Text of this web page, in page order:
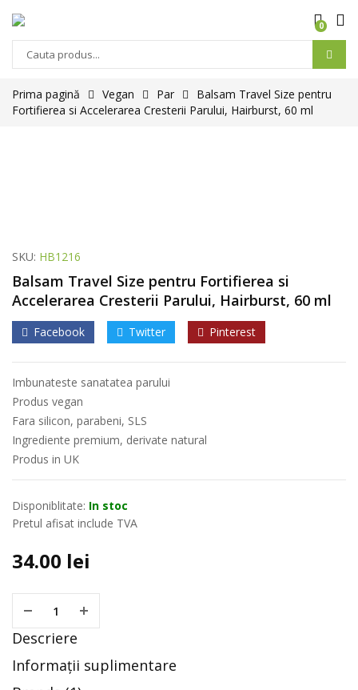
0
Prima pagină Vegan Par
Balsam Travel Size pentru
Fortifierea si Accelerarea Cresterii Parului, Hairburst, 60 ml
SKU: HB1216
Balsam Travel Size pentru Fortifierea si
Accelerarea Cresterii Parului, Hairburst, 60 ml
Facebook Twitter Pinterest
Imbunateste sanatatea parului
Produs vegan
Fara silicon, parabeni, SLS
Ingrediente premium, derivate natural
Produs in UK
Disponiblitate: In stoc
Pretul afisat include TVA
34.00 lei
Descriere
Informații suplimentare